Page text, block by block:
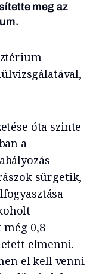
meg az
óta szinte
a
sürgetik,
még 0,8
elmenni.
el kell venni